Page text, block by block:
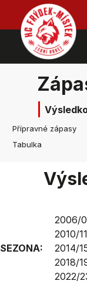
Přípravné zápasy
Tabulka
SEZONA:
2006/
2010/11
2014/
2018/
2022/